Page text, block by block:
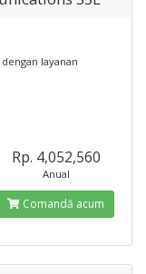
layanan
Rp. 4,052,560
Anual
Comandă acum